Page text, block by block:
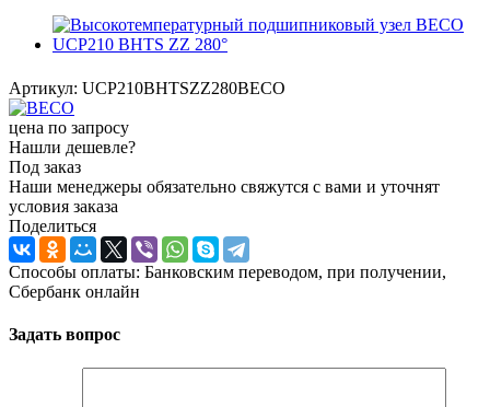
Артикул: UCP210BHTSZZ280BECO
цена по запросу
Нашли дешевле?
Под заказ
Наши менеджеры обязательно свяжутся с вами и уточнят
условия заказа
Поделиться
Способы оплаты: Банковским переводом, при получении,
Сбербанк онлайн
Задать вопрос